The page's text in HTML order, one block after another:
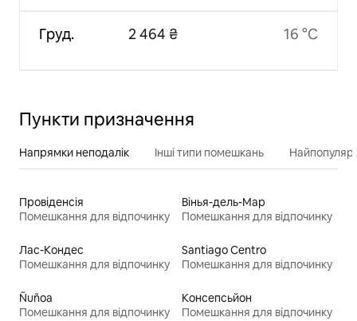
Груд. 2 464 ₴ 16 °C
Пункти призначення
Напрямки неподалік Інші типи помешкань
Провіденсія
Помешкання для відпочинку
Вінья-дель-Мар
Помешкання для відпочинку
Лас-Кондес
Помешкання для відпочинку
Santiago Centro
Помешкання для відпочинку
Ñuñoa
Помешкання для відпочинку
Консепсьйон
Помешкання для відпочинку